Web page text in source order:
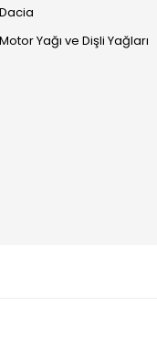
Dacia
Motor Yağı ve Dişli Yağları